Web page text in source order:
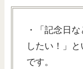
・「記念日
したい！」
です。